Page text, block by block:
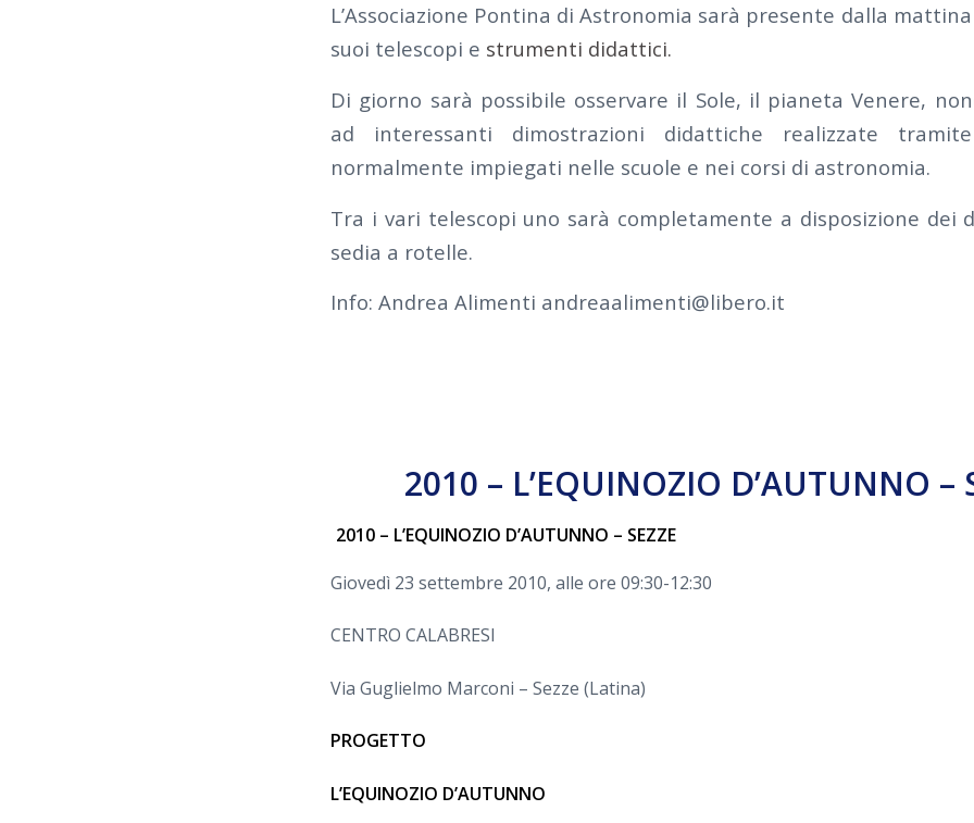
L’Associazione Pontina di Astronomia sarà presente dalla
suoi telescopi e strumenti didattici.
Di giorno sarà possibile osservare il Sole, il pianeta Venere,
ad interessanti dimostrazioni didattiche realizzate
normalmente impiegati nelle scuole e nei corsi di astronomia.
Tra i vari telescopi uno sarà completamente a disposizione dei
sedia a rotelle.
Info: Andrea Alimenti andreaalimenti@libero.it
2010 – L’EQUINOZIO D’AUTUNNO –
2010 – L’EQUINOZIO D’AUTUNNO – SEZZE
Giovedì 23 settembre 2010, alle ore 09:30-12:30
CENTRO CALABRESI
Via Guglielmo Marconi – Sezze (Latina)
PROGETTO
L’EQUINOZIO D’AUTUNNO